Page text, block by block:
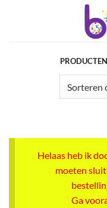
Helaas heb ik
moeten
Ga